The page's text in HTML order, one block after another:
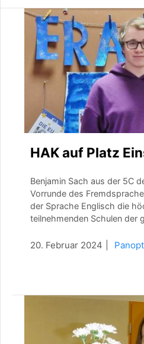
HAK auf Platz
Benjamin Sach aus der 5C
Vorrunde des
der Sprache Englisch die
teilnehmenden Schulen der
20. Februar 2024